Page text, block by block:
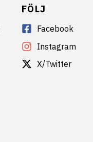
FÖLJ
Facebook
Instagram
X/Twitter